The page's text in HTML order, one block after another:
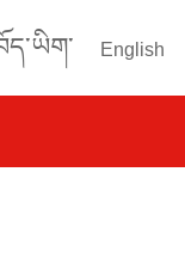
English